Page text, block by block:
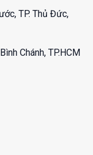
TP. Thủ Đức,
Chánh, TP.HCM